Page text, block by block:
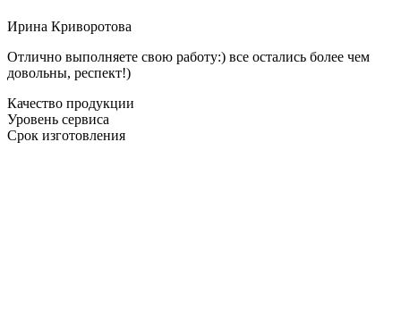
Ирина Криворотова
Отлично выполняете свою работу:) все остались более чем
довольны, респект!)
Качество продукции
Уровень сервиса
Срок изготовления